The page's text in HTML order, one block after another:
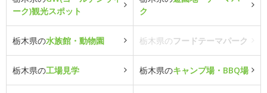
ーク)観光スポット
ク
栃木県の水族館・動物園 栃木県のフードテーマパーク
栃木県の工場見学 栃木県のキャンプ場・BBQ場